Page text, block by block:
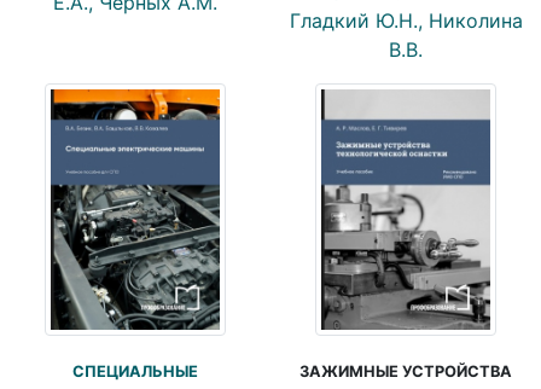
Гладкий Ю.Н., Николина
В.В.
СПЕЦИАЛЬНЫЕ
ЗАЖИМНЫЕ УСТРОЙСТВА